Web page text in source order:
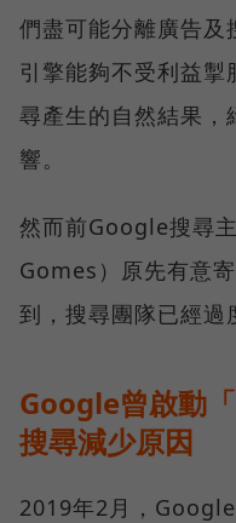
們盡可能分離廣告
引擎能夠不受利益掣
尋產生的自然結果，
響。
然而前Google搜尋
Gomes）原先有意
到，搜尋團隊已經過
Google曾啟動
搜尋減少原因
2019年2月，